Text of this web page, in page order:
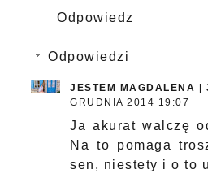
Odpowiedz
Odpowiedzi
JESTEM MAGDALENA |
GRUDNIA 2014 19:07
Ja akurat walczę
Na to pomaga
sen, niestety i o to